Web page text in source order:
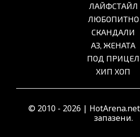
ЛАЙФСТАЙЛ
ЛЮБОПИТНО
СКАНДАЛИ
АЗ, ЖЕНАТА
ПОД ПРИЦЕЛ
ХИП ХОП
© 2010 - 2026 |
запазени.